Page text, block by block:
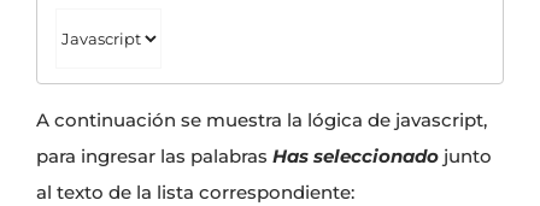
A continuación se muestra la lógica de javascript,
para ingresar las palabras Has seleccionado junto
al texto de la lista correspondiente: